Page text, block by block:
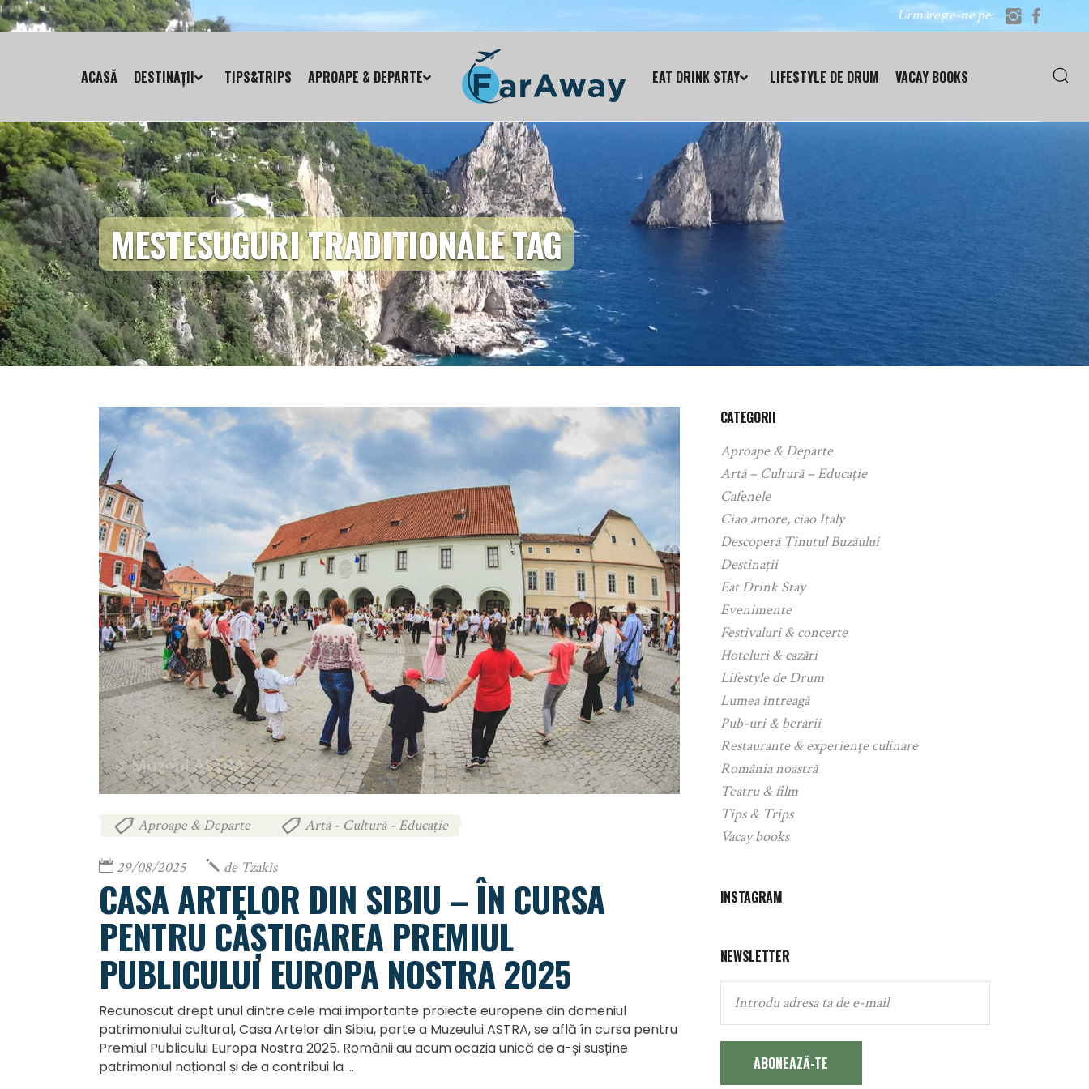
Urmărește-ne pe:
ACASĂ DESTINAȚII TIPS&TRIPS APROAPE & DEPARTE EAT DRINK STAY LIFESTYLE DE DRUM VACAY BOOKS
MESTESUGURI TRADITIONALE TAG
Aproape & Departe Artă - Cultură - Educație
29/08/2025 de Tzakis
CASA ARTELOR DIN SIBIU – ÎN CURSA
PENTRU CÂȘTIGAREA PREMIUL
PUBLICULUI EUROPA NOSTRA 2025
Recunoscut drept unul dintre cele mai importante proiecte europene din domeniul
patrimoniului cultural, Casa Artelor din Sibiu, parte a Muzeului ASTRA, se află în cursa pentru
Premiul Publicului Europa Nostra 2025. Românii au acum ocazia unică de a-și susține
patrimoniul național și de a contribui la
CATEGORII
Aproape & Departe
Artă – Cultură – Educație
Cafenele
Ciao amore, ciao Italy
Descoperă Ținutul Buzăului
Destinații
Eat Drink Stay
Evenimente
Festivaluri & concerte
Hoteluri & cazări
Lifestyle de Drum
Lumea întreagă
Pub-uri & berării
Restaurante & experiențe culinare
România noastră
Teatru & film
Tips & Trips
Vacay books
INSTAGRAM
NEWSLETTER
ABONEAZĂ-TE